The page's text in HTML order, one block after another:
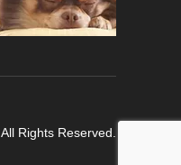
. All Rights Reserved.